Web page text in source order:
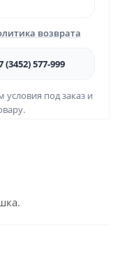
возврата
577-999
под заказ и